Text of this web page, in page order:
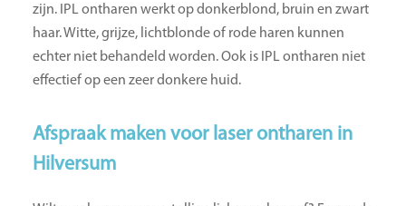
zijn. IPL ontharen werkt op donkerblond, bruin en zwart
haar. Witte, grijze, lichtblonde of rode haren kunnen
echter niet behandeld worden. Ook is IPL ontharen niet
effectief op een zeer donkere huid.
Afspraak maken voor laser ontharen in
Hilversum